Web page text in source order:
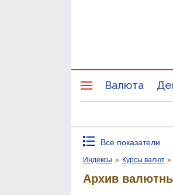
Валюта
Все показатели
Индексы » Курсы валют »
Архив